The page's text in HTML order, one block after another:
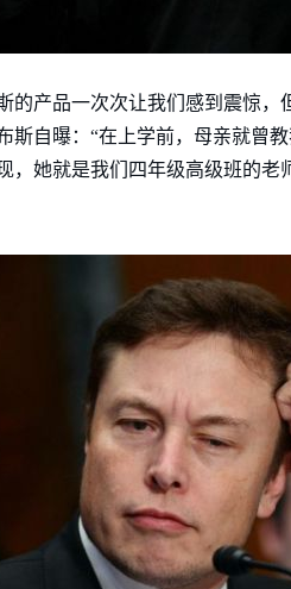
的产品一次次让我们感到震惊
斯自曝：“在上学前，母亲就曾
，她就是我们四年级高级班的